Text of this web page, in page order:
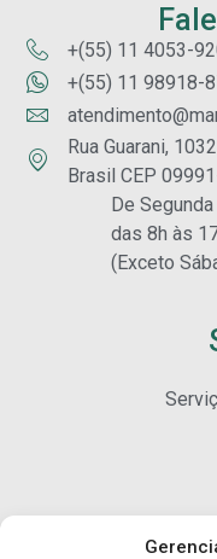
+(55) 11 4053-
+(55) 11 98918-
Rua Guarani,
Brasil CEP
De
das 8h às
(Exceto